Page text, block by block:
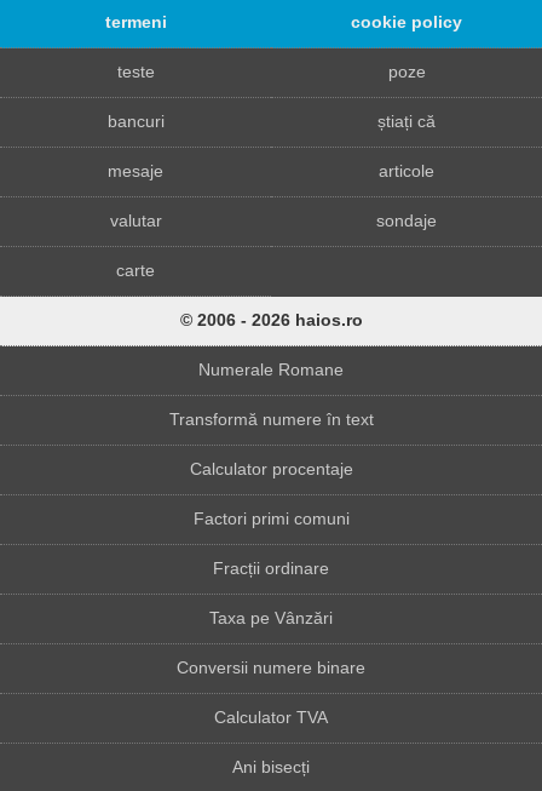
termeni cookie policy
teste poze
bancuri știați că
mesaje articole
valutar sondaje
carte
© 2006 - 2026 haios.ro
Numerale Romane
Transformă numere în text
Calculator procentaje
Factori primi comuni
Fracții ordinare
Taxa pe Vânzări
Conversii numere binare
Calculator TVA
Ani bisecți